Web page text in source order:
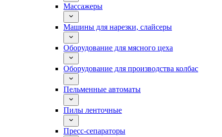
Массажеры
Машины для нарезки, слайсеры
Оборудование для мясного цеха
Оборудование для производства колбас
Пельменные автоматы
Пилы ленточные
Пресс-сепараторы